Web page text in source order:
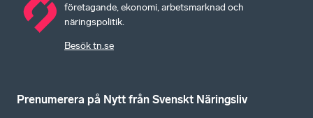
företagande, ekonomi, arbetsmarknad och
näringspolitik.
Besök tn.se
Prenumerera på Nytt från Svenskt Näringsliv